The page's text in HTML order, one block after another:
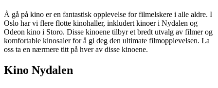
Å gå på kino er en fantastisk opplevelse for filmelskere i alle aldre. I
Oslo har vi flere flotte kinohaller, inkludert kinoer i Nydalen og
Odeon kino i Storo. Disse kinoene tilbyr et bredt utvalg av filmer og
komfortable kinosaler for å gi deg den ultimate filmopplevelsen. La
oss ta en nærmere titt på hver av disse kinoene.
Kino Nydalen